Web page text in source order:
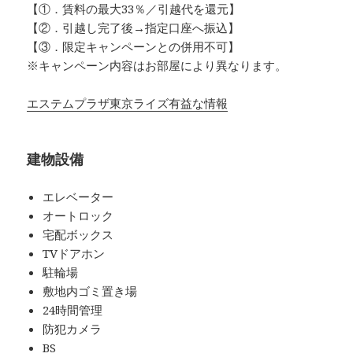
【①．賃料の最大33％／引越代を還元】
【②．引越し完了後→指定口座へ振込】
【③．限定キャンペーンとの併用不可】
※キャンペーン内容はお部屋により異なります。
エステムプラザ東京ライズ有益な情報
建物設備
エレベーター
オートロック
宅配ボックス
TVドアホン
駐輪場
敷地内ゴミ置き場
24時間管理
防犯カメラ
BS